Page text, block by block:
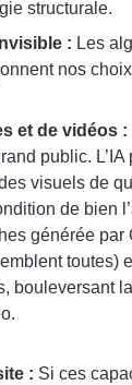
structurale.
: Les
nos
et de vidéos :
public. L’IA
visuels de
de bien
générée par
toutes)
bouleversant
: Si ces